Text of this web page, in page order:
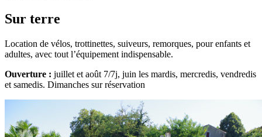
Sur terre
Location de vélos, trottinettes, suiveurs, remorques, pour enfants et
adultes, avec tout l’équipement indispensable.
Ouverture : juillet et août 7/7j, juin les mardis, mercredis, vendredis
et samedis. Dimanches sur réservation